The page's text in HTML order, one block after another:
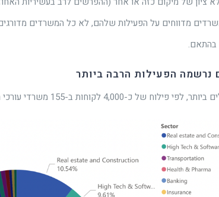
מדווחים על הפעילות שלהם, לא כל המשרדים
בהתאם.
נרשמה הפעילות הרבה ביותר
כ-4,000 לקוחות ב-155 משרדי עורכי הדין הגדולים בישראל: